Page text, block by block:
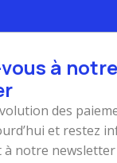
à notre
des
et restez
notre newsletter